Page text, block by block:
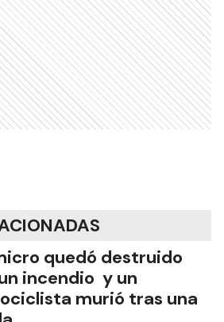
quedó destruido
incendio y un
murió tras una